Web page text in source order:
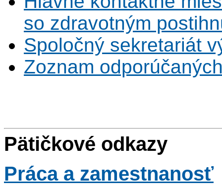
so zdravotným
Spoločný sekretariát
Zoznam
Pätičkové odkazy
Prácaa zamestnanosť